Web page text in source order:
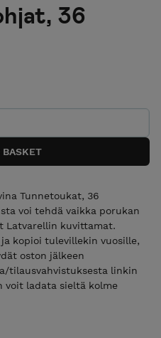
36
Tunnetoukat, 36
voi tehdä vaikka porukan
Latvarellin kuvittamat.
kopioi tulevillekin vuosille,
oston jälkeen
tilausvahvistuksesta linkin
voit ladata sieltä kolme